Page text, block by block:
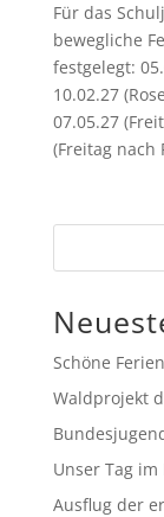
Für das
bewegliche
festgelegt:
10.02.27
07.05.27
(Freitag nach
Schöne
Waldprojekt
Unser Tag
Ausflug der